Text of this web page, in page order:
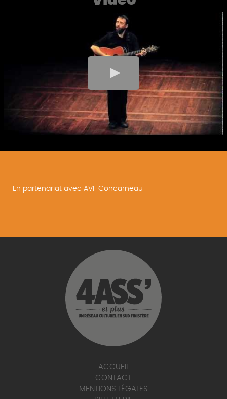
En partenariat avec AVF Concarneau
ACCUEIL
CONTACT
MENTIONS LÉGALES